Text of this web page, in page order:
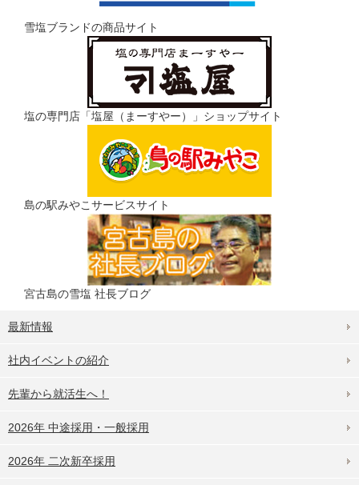
雪塩ブランドの商品サイト
塩の専門店「塩屋（まーすやー）」ショップサイト
島の駅みやこサービスサイト
宮古島の雪塩 社長ブログ
最新情報
社内イベントの紹介
先輩から就活生へ！
2026年 中途採用・一般採用
2026年 二次新卒採用